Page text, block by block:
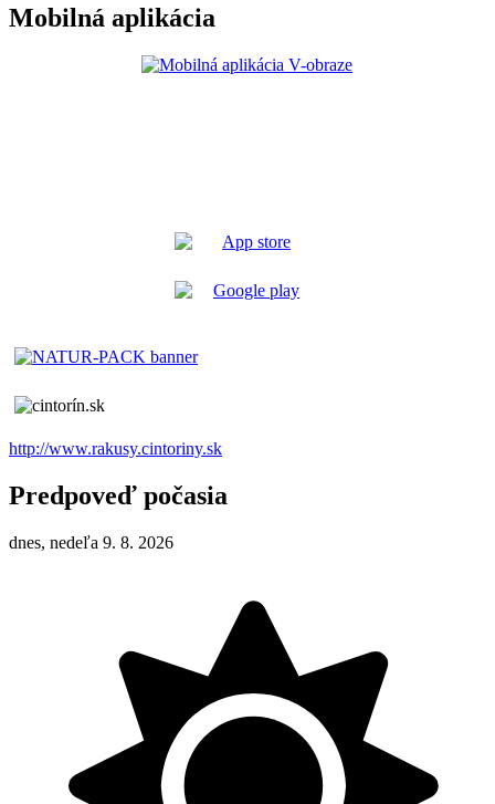
Mobilná aplikácia
http://www.rakusy.cintoriny.sk
Predpoveď počasia
dnes, nedeľa 9. 8. 2026